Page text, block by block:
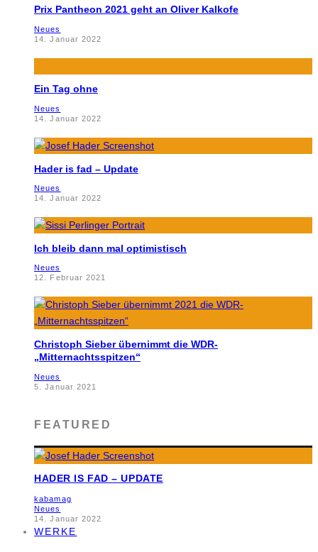
Prix Pantheon 2021 geht an Oliver Kalkofe
Neues
14. Januar 2022
Ein Tag ohne
Neues
14. Januar 2022
Hader is fad – Update
Neues
14. Januar 2022
Ich bleib dann mal optimistisch
Neues
12. Februar 2021
Christoph Sieber übernimmt die WDR-
„Mitternachtsspitzen“
Neues
5. Januar 2021
FEATURED
HADER IS FAD – UPDATE
kabamag
Neues
14. Januar 2022
WERKE